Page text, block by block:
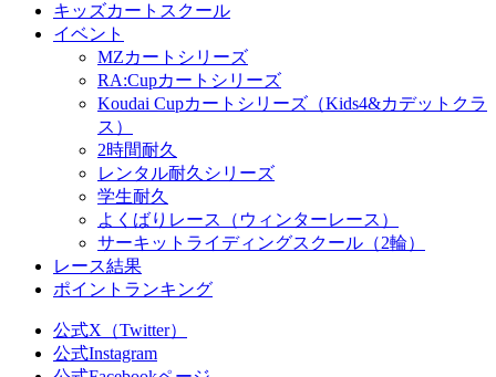
キッズカートスクール
イベント
MZカートシリーズ
RA:Cupカートシリーズ
Koudai Cupカートシリーズ（Kids4&カデットクラ
ス）
2時間耐久
レンタル耐久シリーズ
学生耐久
よくばりレース（ウィンターレース）
サーキットライディングスクール（2輪）
レース結果
ポイントランキング
公式X（Twitter）
公式Instagram